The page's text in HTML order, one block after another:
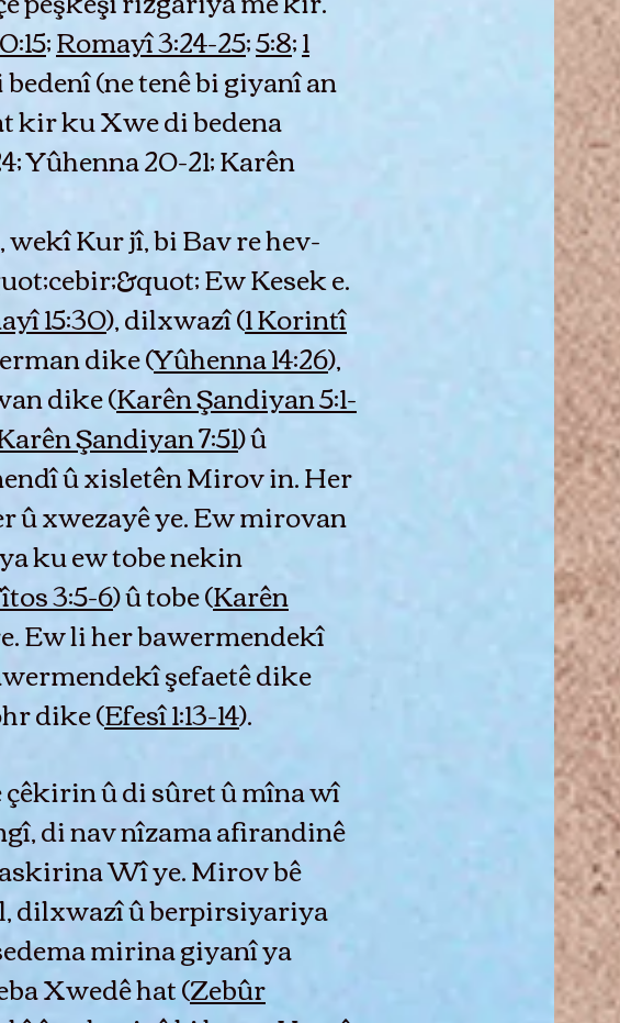
;Romayî 3:24-25;5:8;1
(ne tenê bi giyanî an
kir ku Xwe di bedena
Yûhenna 20-21; Karên
wekî Kur jî, bi Bav re hev-
Ew Kesek e.
15:30), dilxwazî (1 Korintî
dike (Yûhenna 14:26),
dike (Karên Şandiyan 5:1-
Şandiyan 7:51) û
û xisletên Mirov in. Her
û xwezayê ye. Ew mirovan
ku ew tobe nekin
3:5-6) û tobe (Karên
Ew li her bawermendekî
şefaetê dike
dike (Efesî 1:13-14).
û di sûret û mîna wî
di nav nîzama afirandinê
Wî ye. Mirov bê
dilxwazî û berpirsiyariya
mirina giyanî ya
Xwedê hat (Zebûr